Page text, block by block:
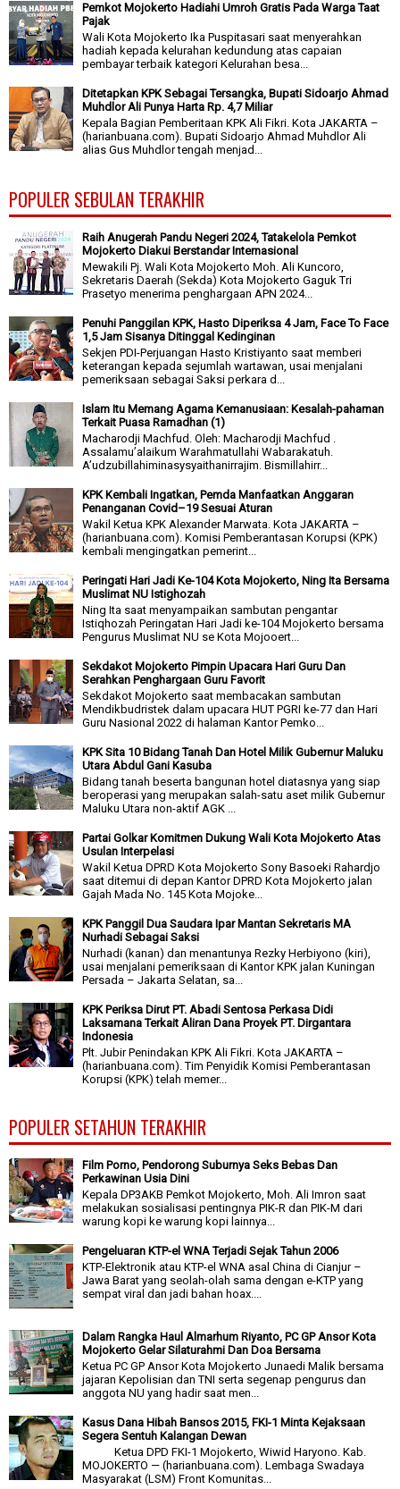
Pemkot Mojokerto Hadiahi Umroh Gratis Pada Warga Taat
Pajak
Wali Kota Mojokerto Ika Puspitasari saat menyerahkan
hadiah kepada kelurahan kedundung atas capaian
pembayar terbaik kategori Kelurahan besa...
Ditetapkan KPK Sebagai Tersangka, Bupati Sidoarjo Ahmad
Muhdlor Ali Punya Harta Rp. 4,7 Miliar
Kepala Bagian Pemberitaan KPK Ali Fikri. Kota JAKARTA –
(harianbuana.com). Bupati Sidoarjo Ahmad Muhdlor Ali
alias Gus Muhdlor tengah menjad...
POPULER SEBULAN TERAKHIR
Raih Anugerah Pandu Negeri 2024, Tatakelola Pemkot
Mojokerto Diakui Berstandar Internasional
Mewakili Pj. Wali Kota Mojokerto Moh. Ali Kuncoro,
Sekretaris Daerah (Sekda) Kota Mojokerto Gaguk Tri
Prasetyo menerima penghargaan APN 2024...
Penuhi Panggilan KPK, Hasto Diperiksa 4 Jam, Face To Face
1,5 Jam Sisanya Ditinggal Kedinginan
Sekjen PDI-Perjuangan Hasto Kristiyanto saat memberi
keterangan kepada sejumlah wartawan, usai menjalani
pemeriksaan sebagai Saksi perkara d...
Islam Itu Memang Agama Kemanusiaan: Kesalah-pahaman
Terkait Puasa Ramadhan (1)
Macharodji Machfud. Oleh: Macharodji Machfud .
Assalamu’alaikum Warahmatullahi Wabarakatuh.
A’udzubillahiminasysyaithanirrajim. Bismillahirr...
KPK Kembali Ingatkan, Pemda Manfaatkan Anggaran
Penanganan Covid–19 Sesuai Aturan
Wakil Ketua KPK Alexander Marwata. Kota JAKARTA –
(harianbuana.com). Komisi Pemberantasan Korupsi (KPK)
kembali mengingatkan pemerint...
Peringati Hari Jadi Ke-104 Kota Mojokerto, Ning Ita Bersama
Muslimat NU Istighozah
Ning Ita saat menyampaikan sambutan pengantar
Istiqhozah Peringatan Hari Jadi ke-104 Mojokerto bersama
Pengurus Muslimat NU se Kota Mojooert...
Sekdakot Mojokerto Pimpin Upacara Hari Guru Dan
Serahkan Penghargaan Guru Favorit
Sekdakot Mojokerto saat membacakan sambutan
Mendikbudristek dalam upacara HUT PGRI ke-77 dan Hari
Guru Nasional 2022 di halaman Kantor Pemko...
KPK Sita 10 Bidang Tanah Dan Hotel Milik Gubernur Maluku
Utara Abdul Gani Kasuba
Bidang tanah beserta bangunan hotel diatasnya yang siap
beroperasi yang merupakan salah-satu aset milik Gubernur
Maluku Utara non-aktif AGK ...
Partai Golkar Komitmen Dukung Wali Kota Mojokerto Atas
Usulan Interpelasi
Wakil Ketua DPRD Kota Mojokerto Sony Basoeki Rahardjo
saat ditemui di depan Kantor DPRD Kota Mojokerto jalan
Gajah Mada No. 145 Kota Mojoke...
KPK Panggil Dua Saudara Ipar Mantan Sekretaris MA
Nurhadi Sebagai Saksi
Nurhadi (kanan) dan menantunya Rezky Herbiyono (kiri),
usai menjalani pemeriksaan di Kantor KPK jalan Kuningan
Persada – Jakarta Selatan, sa...
KPK Periksa Dirut PT. Abadi Sentosa Perkasa Didi
Laksamana Terkait Aliran Dana Proyek PT. Dirgantara
Indonesia
Plt. Jubir Penindakan KPK Ali Fikri. Kota JAKARTA –
(harianbuana.com). Tim Penyidik Komisi Pemberantasan
Korupsi (KPK) telah memer...
POPULER SETAHUN TERAKHIR
Film Porno, Pendorong Suburnya Seks Bebas Dan
Perkawinan Usia Dini
Kepala DP3AKB Pemkot Mojokerto, Moh. Ali Imron saat
melakukan sosialisasi pentingnya PIK-R dan PIK-M dari
warung kopi ke warung kopi lainnya...
Pengeluaran KTP-el WNA Terjadi Sejak Tahun 2006
KTP-Elektronik atau KTP-el WNA asal China di Cianjur –
Jawa Barat yang seolah-olah sama dengan e-KTP yang
sempat viral dan jadi bahan hoax....
Dalam Rangka Haul Almarhum Riyanto, PC GP Ansor Kota
Mojokerto Gelar Silaturahmi Dan Doa Bersama
Ketua PC GP Ansor Kota Mojokerto Junaedi Malik bersama
jajaran Kepolisian dan TNI serta segenap pengurus dan
anggota NU yang hadir saat men...
Kasus Dana Hibah Bansos 2015, FKI-1 Minta Kejaksaan
Segera Sentuh Kalangan Dewan
Ketua DPD FKI-1 Mojokerto, Wiwid Haryono. Kab.
MOJOKERTO — (harianbuana.com). Lembaga Swadaya
Masyarakat (LSM) Front Komunitas...